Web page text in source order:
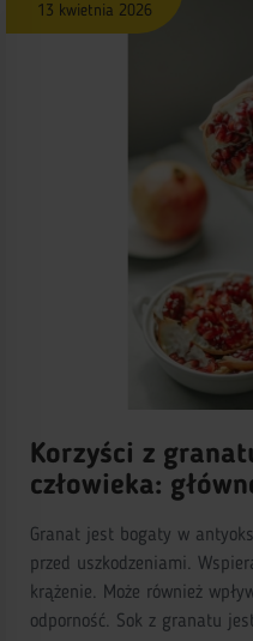
13 kwietnia 2026
Korzyści z
człowieka:
Granat jest bogaty w
przed uszkodzeniami.
krążenie. Może również
odporność. Sok z granatu